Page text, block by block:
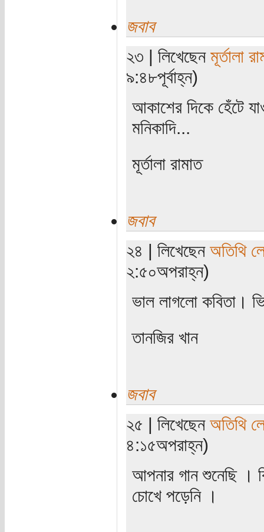
জবাব
২৩ | লিখেছেন মূর্তালা
৯:৪৮পূর্বাহ্ন)
আকাশের দিকে হেঁটে
মনিকাদি...
মূর্তালা রামাত
জবাব
২৪ | লিখেছেন অতিথি
২:৫০অপরাহ্ন)
ভাল লাগলো কবিতা।
তানজির খান
জবাব
২৫ | লিখেছেন অতিথি
৪:১৫অপরাহ্ন)
আপনার গান শুনেছি ।
চোখে পড়েনি ।